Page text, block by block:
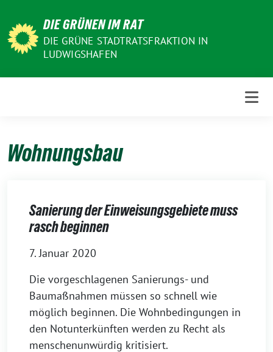
zum
Inhalt
DIE GRÜNEN IM RAT
DIE GRÜNE STADTRATSFRAKTION IN
LUDWIGSHAFEN
Wohnungsbau
Sanierung der Einweisungsgebiete muss
rasch beginnen
7. Januar 2020
Die vorgeschlagenen Sanierungs- und
Baumaßnahmen müssen so schnell wie
möglich beginnen. Die Wohnbedingungen in
den Notunterkünften werden zu Recht als
menschenunwürdig kritisiert.